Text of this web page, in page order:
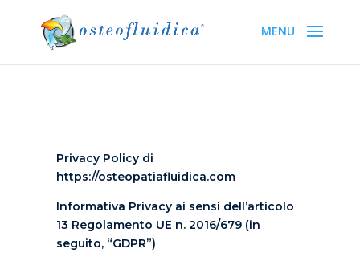
Privacy Policy di
https://osteopatiafluidica.com
Informativa Privacy ai sensi dell’articolo
13 Regolamento UE n. 2016/679 (in
seguito, “GDPR”)